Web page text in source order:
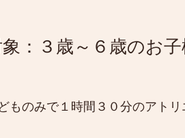
：３歳～６歳のお子
ものみで１時間３０分のアトリ